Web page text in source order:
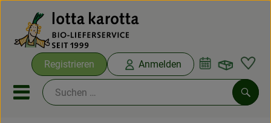
Registrieren Anmelden
Mobiles Menu öffnen oder